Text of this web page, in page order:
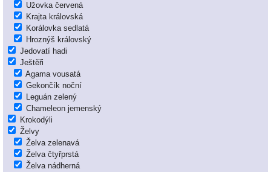
Užovka červená
Krajta královská
Korálovka sedlatá
Hroznýš královský
Jedovatí hadi
Ještěři
Agama vousatá
Gekončík noční
Leguán zelený
Chameleon jemenský
Krokodýli
Želvy
Želva zelenavá
Želva čtyřprstá
Želva nádherná